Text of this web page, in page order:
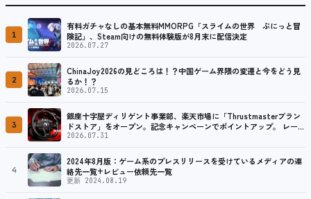
1
有料ガチャなしの基本無料MMORPG「スライムの世界 ぷにっと冒
険記」、Steam向けの無料体験版が8月末に配信決定
2026.07.27
2
ChinaJoy2026の見どころは！？中国ゲーム界隈の変遷と今をどう見
るか！？
2026.07.15
3
銀座十字屋ディリゲント事業部、楽天市場に「Thrustmasterブラン
ドストア」をオープン。記念キャンペーンでポイントアップ。 レーシ
ング／フライトシム向けコントローラーを中心に、幅広くラインナッ
2026.07.31
4
2024年8月版：ゲーム系のプレスリリースを受けているメディアの連
絡先一覧+レビュー依頼先一覧
更新 2024.08.19